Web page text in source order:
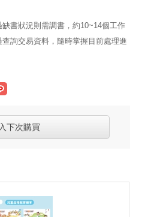
書狀況則需調書，約10~14個工作
詢交易資料，隨時掌握目前處理進
下次購買